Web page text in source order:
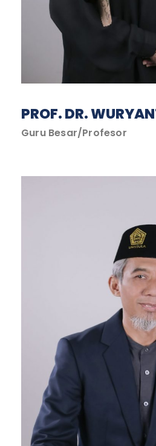
PROF. DR.
Guru Besar/Profesor